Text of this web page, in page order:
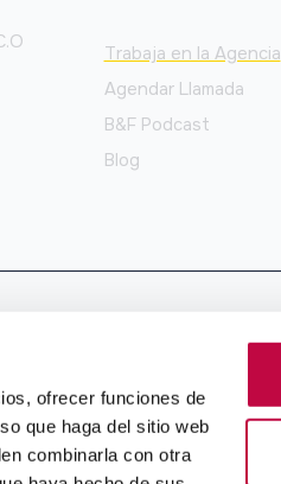
ofrecer funciones de
que haga del sitio web
combinarla con otra
Trabaja en la Agencia
Agendar Llamada
B&F Podcast
Blog